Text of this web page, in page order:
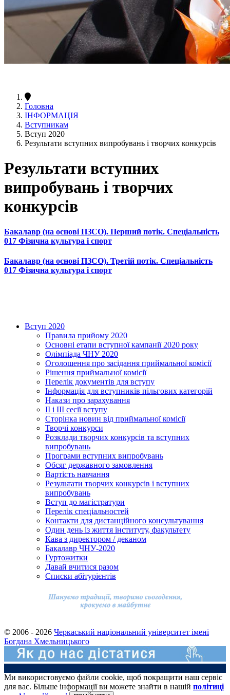
Головна
ІНФОРМАЦІЯ
Вступникам
Вступ 2020
Результати вступних випробувань і творчих конкурсів
Результати вступних
випробувань і творчих
конкурсів
Бакалавр (на основі ПЗСО). Перший потік. Спеціальність
017 Фізична культура і спорт
Бакалавр (на основі ПЗСО). Третій потік. Спеціальність
017 Фізична культура і спорт
Вступ 2020
Правила прийому 2020
Основні етапи вступної кампанії 2020 року
Олімпіада ЧНУ 2020
Оголошення про засідання приймальної комісії
Рішення приймальної комісії
Перелік документів для вступу
Інформація для вступників пільгових категорій
Накази про зарахування
ІІ і ІІІ сесії вступу
Сторінка новин від приймальної комісії
Творчі конкурси
Розклади творчих конкурсів та вступних
випробувань
Програми вступних випробувань
Обсяг державного замовлення
Вартість навчання
Результати творчих конкурсів і вступних
випробувань
Вступ до магістратури
Перелік спеціальностей
Контакти для дистанційного консультування
Один день із життя інституту, факультету
Кава з директором / деканом
Бакалавр ЧНУ-2020
Гуртожитки
Давай вчитися разом
Cписки абітурієнтів
© 2006 - 2026 Черкаський національний університет імені
Богдана Хмельницького
Ми використовуємо файли cookie, щоб покращити наш сервіс
для вас. Більше інформації ви можете знайти в нашій політиці